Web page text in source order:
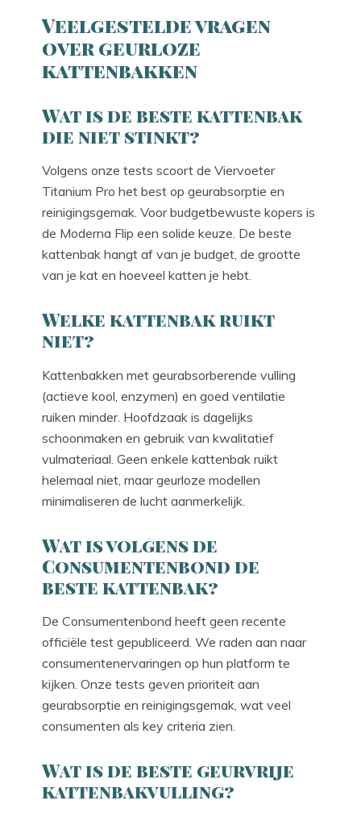
Veelgestelde vragen
over geurloze
kattenbakken
Wat is de beste kattenbak
die niet stinkt?
Volgens onze tests scoort de Viervoeter
Titanium Pro het best op geurabsorptie en
reinigingsgemak. Voor budgetbewuste kopers is
de Moderna Flip een solide keuze. De beste
kattenbak hangt af van je budget, de grootte
van je kat en hoeveel katten je hebt.
Welke kattenbak ruikt
niet?
Kattenbakken met geurabsorberende vulling
(actieve kool, enzymen) en goed ventilatie
ruiken minder. Hoofd​zaak is dagelijks
schoonmaken en gebruik van kwalitatief
vulmateriaal. Geen enkele kattenbak ruikt
helemaal niet, maar geurloze modellen
minimaliseren de lucht aanmerkelijk.
Wat is volgens de
Consumentenbond de
beste kattenbak?
De Consumentenbond heeft geen recente
officiële test gepubliceerd. We raden aan naar
consumentenervaringen op hun platform te
kijken. Onze tests geven prioriteit aan
geurabsorptie en reinigingsgemak, wat veel
consumenten als key criteria zien.
Wat is de beste geurvrije
kattenbakvulling?